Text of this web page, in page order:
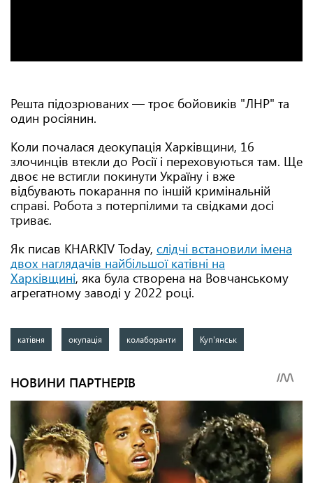
Решта підозрюваних — троє бойовиків "ЛНР" та
один росіянин.
Коли почалася деокупація Харківщини, 16
злочинців втекли до Росії і переховуються там. Ще
двоє не встигли покинути Україну і вже
відбувають покарання по іншій кримінальній
справі. Робота з потерпілими та свідками досі
триває.
Як писав KHARKIV Today, слідчі встановили імена
двох наглядачів найбільшої катівні на
Харківщині, яка була створена на Вовчанському
агрегатному заводі у 2022 році.
катівня окупація колаборанти Куп'янськ